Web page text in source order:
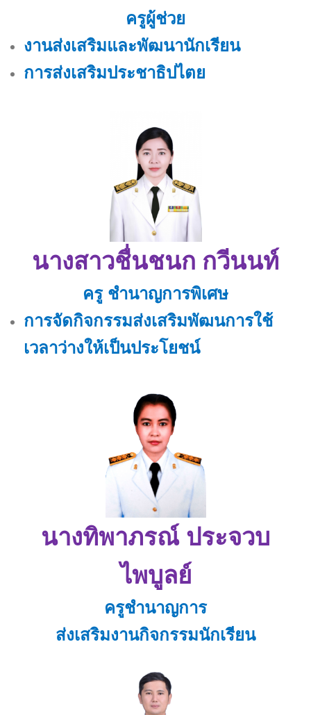
ครูผู้ช่วย
งานส่งเสริมและพัฒนานักเรียน
การส่งเสริมประชาธิปไตย
นางสาวชื่นชนก กวีนนท์
ครู ชำนาญการพิเศษ
การจัดกิจกรรมส่งเสริมพัฒนการใช้
เวลาว่างให้เป็นประโยชน์
นางทิพาภรณ์ ประจวบ
ไพบูลย์
ครูชำนาญการ
ส่งเสริมงานกิจกรรมนักเรียน